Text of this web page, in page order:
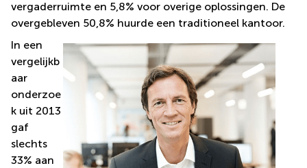
Coworking
Haarlem
Kantoor
Huren in
Bedrijfsruimte
Huren in
Nijmegen
vergaderruimte en 5,8% voor overige oplossingen. De
overgebleven 50,8% huurde een traditioneel kantoor.
In een
vergelijkb
aar
onderzoe
k uit 2013
gaf
slechts
33% aan